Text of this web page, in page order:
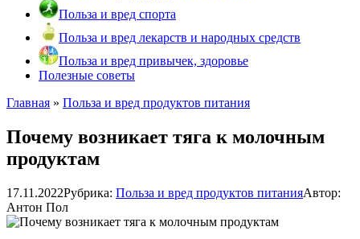
Польза и вред спорта
Польза и вред лекарств и народных средств
Польза и вред привычек, здоровье
Полезные советы
Главная » Польза и вред продуктов питания
Почему возникает тяга к молочным
продуктам
17.11.2022Рубрика: Польза и вред продуктов питанияАвтор:
Антон Пол